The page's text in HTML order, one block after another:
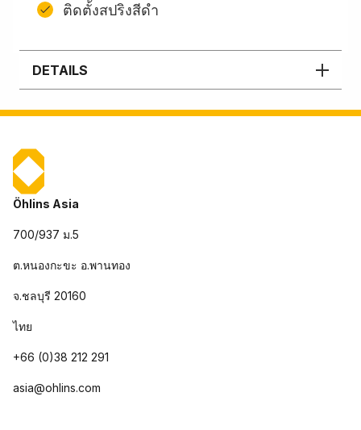
ติดตั้งสปริงสีดํา
DETAILS
Öhlins Asia
700/937 ม.5
ต.หนองกะขะ อ.พานทอง
จ.ชลบุรี 20160
ไทย
+66 (0)38 212 291
asia@ohlins.com